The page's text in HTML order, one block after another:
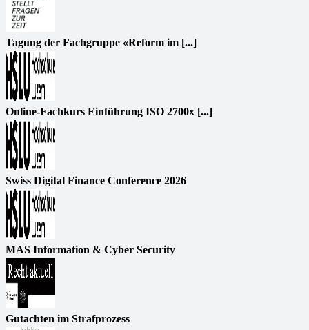
Tagung der Fachgruppe «Reform im [...]
Online-Fachkurs Einführung ISO 2700x [...]
Swiss Digital Finance Conference 2026
MAS Information & Cyber Security
Gutachten im Strafprozess